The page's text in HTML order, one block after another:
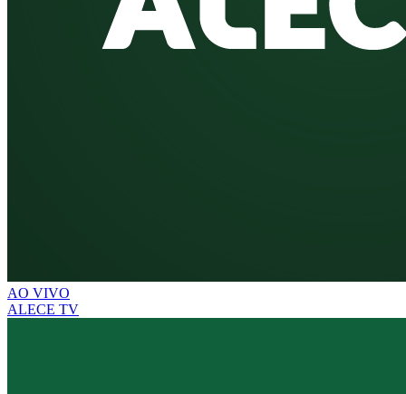
AO VIVO
ALECE TV